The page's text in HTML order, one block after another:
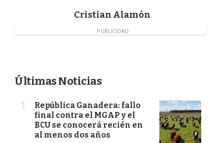
Cristian Alamón
PUBLICIDAD
Últimas Noticias
República Ganadera: fallo
final contra el MGAP y el
BCU se conocerá recién en
al menos dos años